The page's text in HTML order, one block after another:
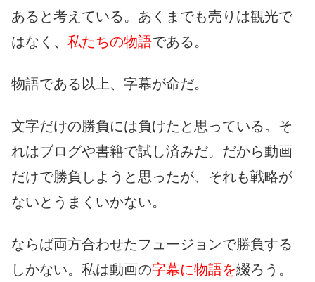
あると考えている。あくまでも売りは観光で
はなく、 私たちの物語である。
物語である以上、字幕が命だ。
文字だけの勝負には負けたと思っている。そ
れはブログや書籍で試し済みだ。だから動画
だけで勝負しようと思ったが、それも戦略が
ないとうまくいかない。
ならば両方合わせたフュージョンで勝負する
しかない。私は動画の字幕に物語を綴ろう。